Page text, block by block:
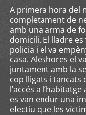
A primera hora del
completament de
amb una arma de
domicili. El lladre
policia i el va
casa. Aleshores el
juntament amb la
cop lligats i tancats
l’accés a
es van endur una
efectiu que les